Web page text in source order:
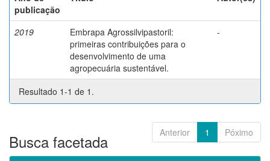
publicação
2019
Embrapa Agrossilvipastoril:
primeiras contribuições para o
desenvolvimento de uma
agropecuária sustentável.
-
Resultado 1-1 de 1.
Anterior 1 Póximo
Busca facetada